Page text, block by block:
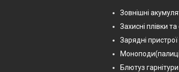
Зовнішні
Захисні плівки та
Зарядні пристрої
Блютуз гарнітури